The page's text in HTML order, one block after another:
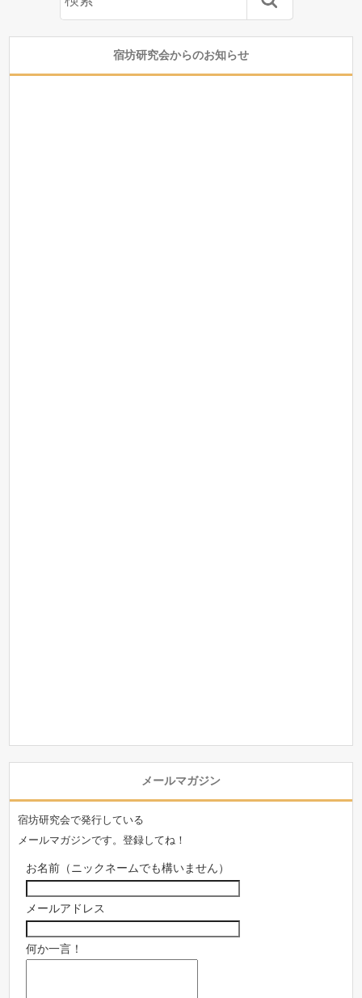
宿坊研究会からのお知らせ
メールマガジン
宿坊研究会で発行している
メールマガジンです。登録してね！
お名前（ニックネームでも構いません）
メールアドレス
何か一言！